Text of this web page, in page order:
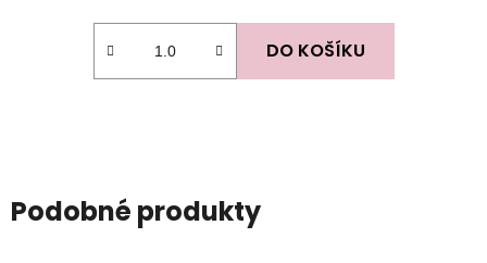
DO KOŠÍKU
Podobné produkty